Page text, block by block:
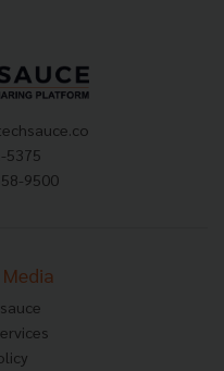
5375
9500